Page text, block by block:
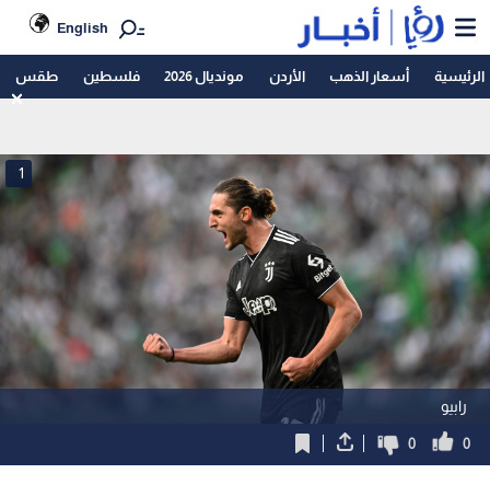
English
الرئيسية أسعار الذهب الأردن مونديال 2026 فلسطين طقس
رابيو
1
0
0